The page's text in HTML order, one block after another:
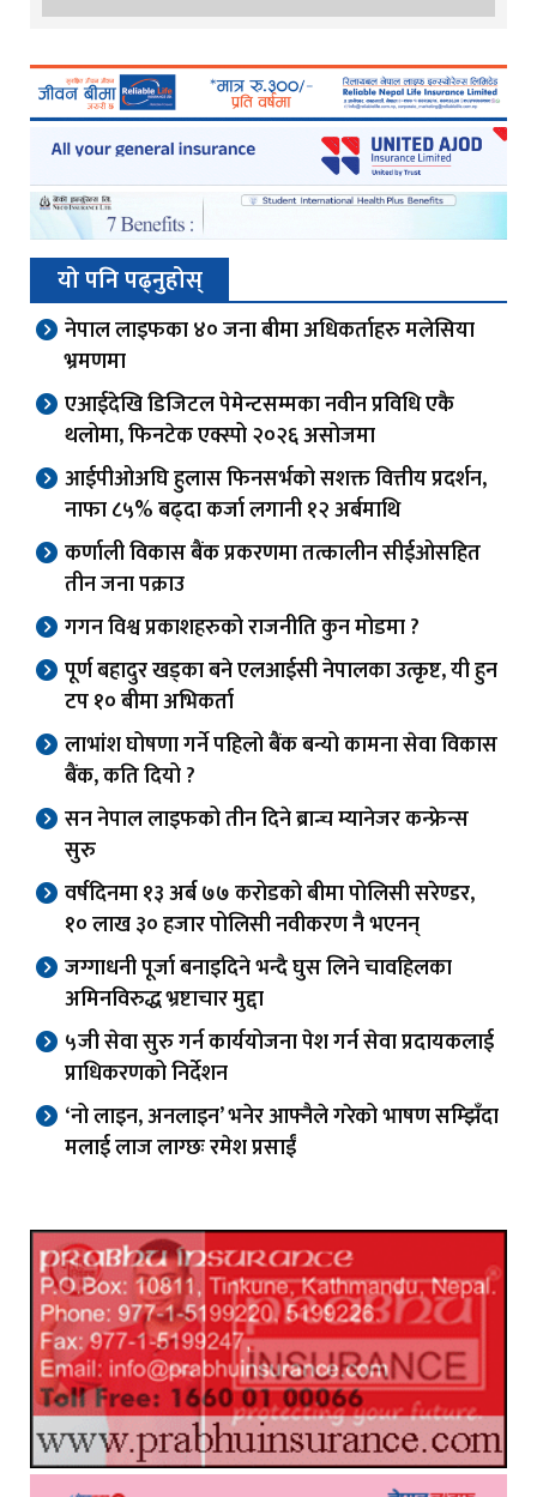
यो पनि पढ्नुहोस्
नेपाल लाइफका ४० जना बीमा अधिकर्ताहरु मलेसिया
भ्रमणमा
एआईदेखि डिजिटल पेमेन्टसम्मका नवीन प्रविधि एकै
थलोमा, फिनटेक एक्स्पो २०२६ असोजमा
आईपीओअघि हुलास फिनसर्भको सशक्त वित्तीय प्रदर्शन,
नाफा ८५% बढ्दा कर्जा लगानी १२ अर्बमाथि
कर्णाली विकास बैंक प्रकरणमा तत्कालीन सीईओसहित
तीन जना पक्राउ
गगन विश्व प्रकाशहरुको राजनीति कुन मोडमा ?
पूर्ण बहादुर खड्का बने एलआईसी नेपालका उत्कृष्ट, यी हुन
टप १० बीमा अभिकर्ता
लाभांश घोषणा गर्ने पहिलो बैंक बन्यो कामना सेवा विकास
बैंक, कति दियो ?
सन नेपाल लाइफको तीन दिने ब्रान्च म्यानेजर कन्फ्रेन्स
सुरु
वर्षदिनमा १३ अर्ब ७७ करोडको बीमा पोलिसी सरेण्डर,
१० लाख ३० हजार पोलिसी नवीकरण नै भएनन्
जग्गाधनी पूर्जा बनाइदिने भन्दै घुस लिने चावहिलका
अमिनविरुद्ध भ्रष्टाचार मुद्दा
५जी सेवा सुरु गर्न कार्ययोजना पेश गर्न सेवा प्रदायकलाई
प्राधिकरणको निर्देशन
‘नो लाइन, अनलाइन’ भनेर आफ्नैले गरेको भाषण सम्झिँदा
मलाई लाज लाग्छः रमेश प्रसाईं